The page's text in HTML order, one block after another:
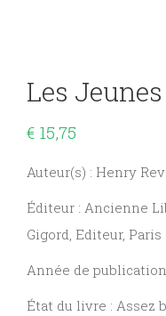
Les
€ 15,75
Auteur(s) : Henry
Éditeur : Ancienne
Gigord, Editeur, Paris
Année de publication
État du livre : Assez